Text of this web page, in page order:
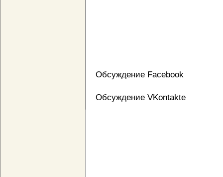
Обсуждение Facebook
Обсуждение VKontakte